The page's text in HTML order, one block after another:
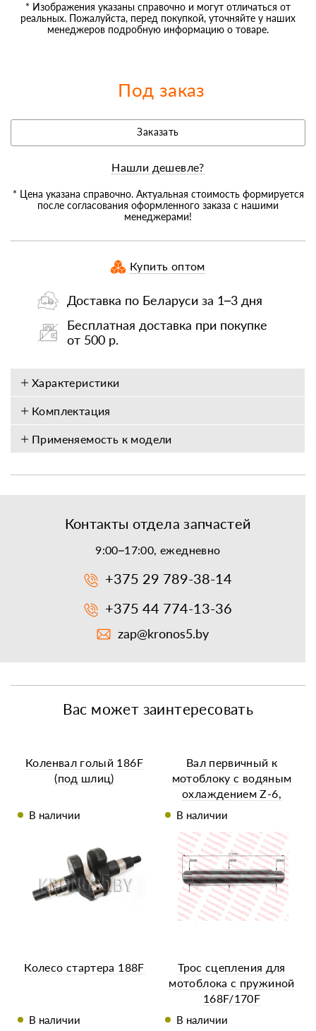
* Изображения указаны справочно и могут отличаться от
реальных. Пожалуйста, перед покупкой, уточняйте у наших
менеджеров подробную информацию о товаре.
Под заказ
Заказать
Нашли дешевле?
* Цена указана справочно. Актуальная стоимость формируется
после согласования оформленного заказа с нашими
менеджерами!
Купить оптом
Доставка по Беларуси за 1–3 дня
Бесплатная доставка при покупке
от 500 р.
Характеристики
Комплектация
Применяемость к модели
Контакты отдела запчастей
9:00–17:00, ежедневно
+375 29 789-38-14
+375 44 774-13-36
zap@kronos5.by
Вас может заинтересовать
Коленвал голый 186F
(под шлиц)
В наличии
Вал первичный к
мотоблоку с водяным
охлаждением Z-6,
В наличии
Колесо стартера 188F
В наличии
Трос сцепления для
мотоблока с пружиной
168F/170F
В наличии